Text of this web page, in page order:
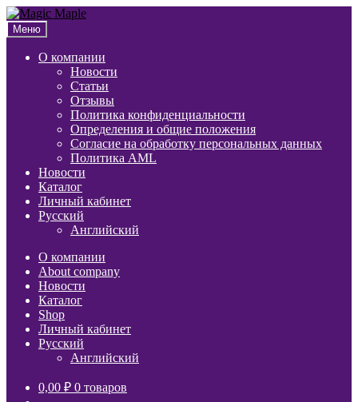
Перейти
к
навигации
Перейти
к
содержимому
Меню
О компании
Новости
Статьи
Отзывы
Политика конфиденциальности
Определения и общие положения
Согласие на обработку персональных данных
Политика AML
Новости
Каталог
Личный кабинет
Русский
Английский
О компании
About company
Новости
Каталог
Shop
Личный кабинет
Русский
Английский
0,00 ₽ 0 товаров